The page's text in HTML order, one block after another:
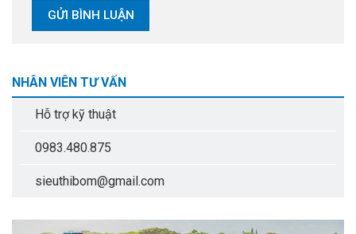
NHÂN VIÊN TƯ VẤN
Hỗ trợ kỹ thuật
0983.480.875
sieuthibom@gmail.com